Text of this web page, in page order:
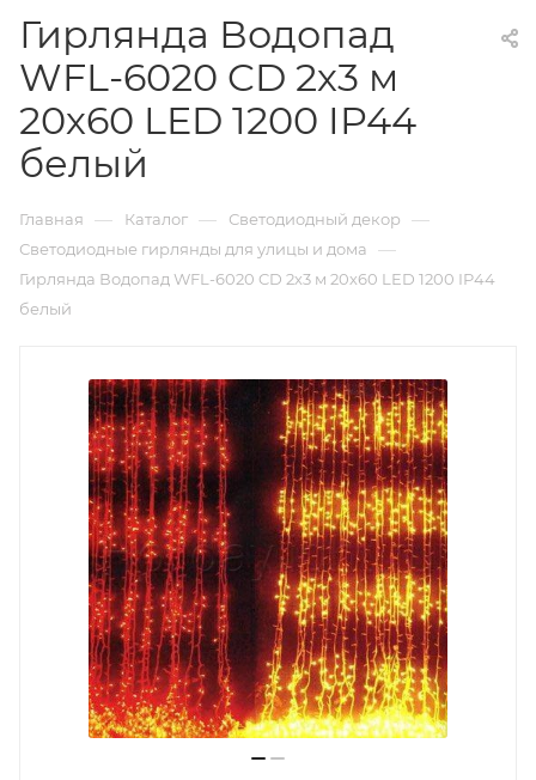
Гирлянда Водопад
WFL-6020 CD 2х3 м
20х60 LED 1200 IP44
белый
Главная — Каталог — Светодиодный декор —
Светодиодные гирлянды для улицы и дома —
Гирлянда Водопад WFL-6020 CD 2х3 м 20х60 LED 1200 IP44
белый